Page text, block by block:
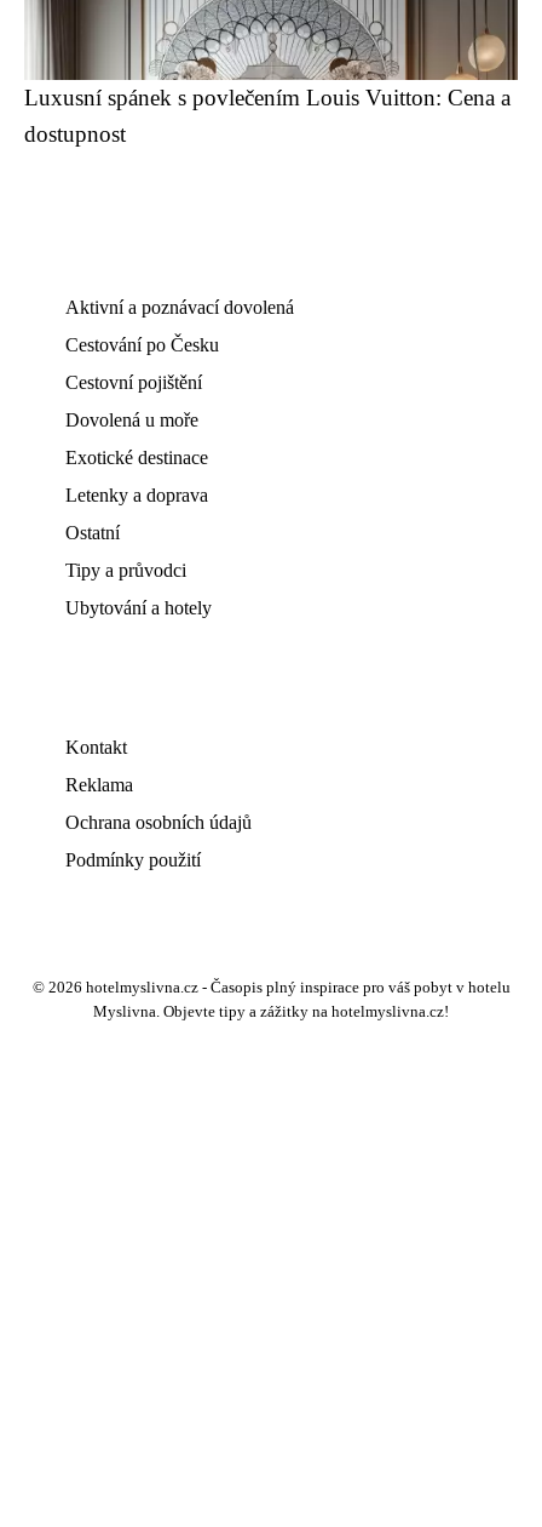
Luxusní spánek s povlečením Louis Vuitton: Cena a
dostupnost
Aktivní a poznávací dovolená
Cestování po Česku
Cestovní pojištění
Dovolená u moře
Exotické destinace
Letenky a doprava
Ostatní
Tipy a průvodci
Ubytování a hotely
Kontakt
Reklama
Ochrana osobních údajů
Podmínky použití
© 2026 hotelmyslivna.cz - Časopis plný inspirace pro váš pobyt v hotelu
Myslivna. Objevte tipy a zážitky na hotelmyslivna.cz!